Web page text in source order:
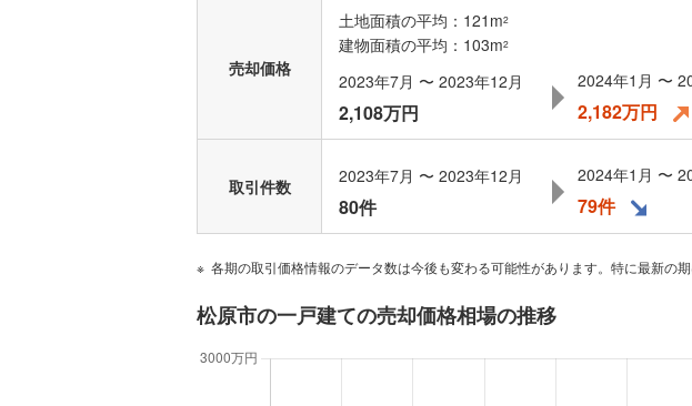
売却価格
土地面積の平均：121m2
建物面積の平均：103m2
2023年7月 〜 2023年12月
2,108万円
2024年1月 〜
2,182万円
取引件数 2023年7月 〜 2023年12月
80件
2024年1月 〜
79件
各期の取引価格情報のデータ数は今後も変わる可能性があります。特に最新の
松原市の一戸建ての売却価格相場の推移